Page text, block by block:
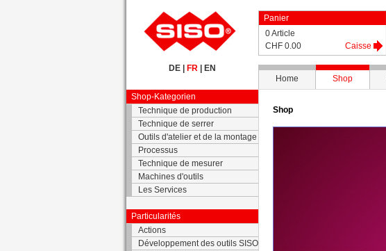
DE FR EN
Panier
0 Article
CHF 0.00
Caisse
Home Shop
Shop-Kategorien
Technique de production
Technique de serrer
Outils d'atelier et de la montage
Processus
Technique de mesurer
Machines d'outils
Les Services
Particularités
Actions
Développement des outils SISO
Shop